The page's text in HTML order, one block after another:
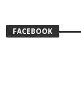
FACEBOOK